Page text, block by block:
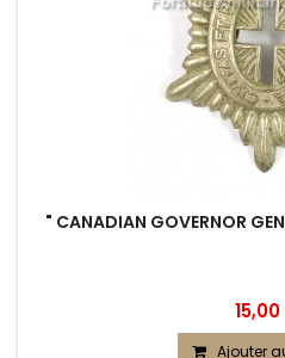
" CANADIAN GOVERNOR
Ajouter